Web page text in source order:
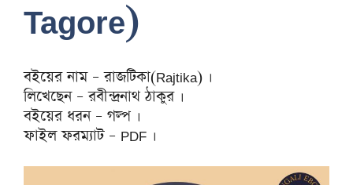
Tagore)
বইয়ের নাম – রাজটিকা(Rajtika) ।
লিখেছেন – রবীন্দ্রনাথ ঠাকুর ।
বইয়ের ধরন – গল্প ।
ফাইল ফরম্যাট – PDF ।